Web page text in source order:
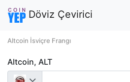
Döviz Çevirici
Altcoin İsviçre Frangı
Altcoin, ALT